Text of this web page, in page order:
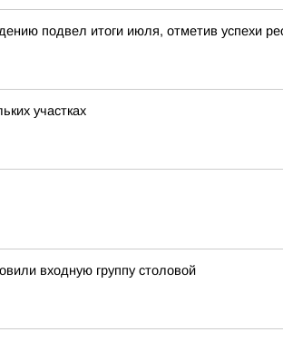
подвел итоги июля, отметив успехи
участках
входную группу столовой